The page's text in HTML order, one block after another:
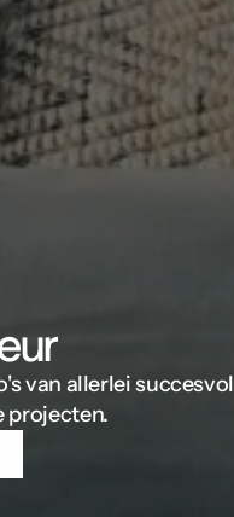
van allerlei succesvol
projecten.